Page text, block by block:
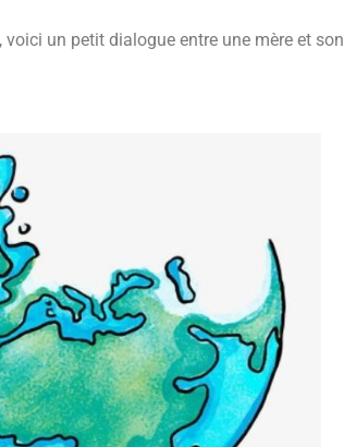
un petit dialogue entre une mère et son